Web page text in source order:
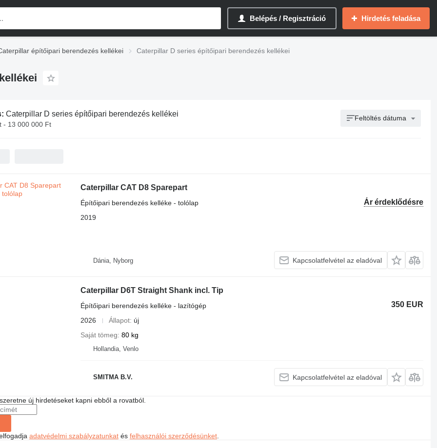
Belépés / Regisztráció Hirdetés feladása
építőipari berendezés kellékei Caterpillar D series építőipari berendezés kellékei
Caterpillar D series építőipari berendezés kellékei
- 13 000 000 Ft
Feltöltés dátuma
Caterpillar CAT D8 Sparepart
Ár érdeklődésre
Építőipari berendezés kelléke - tolólap
2019
Dánia, Nyborg Kapcsolatfelvétel az eladóval
Caterpillar D6T Straight Shank incl. Tip
350 EUR
Építőipari berendezés kelléke - lazítógép
2026
Állapot új
Saját tömeg 80 kg
Hollandia, Venlo
SMITMA B.V. Kapcsolatfelvétel az eladóval
új hirdetéseket kapni ebből a rovatból.
adatvédelmi szabályzatunkatés felhasználói szerződésünket.